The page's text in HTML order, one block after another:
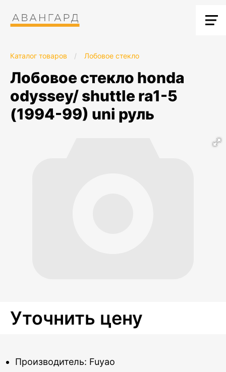
Каталог товаров / Лобовое стекло
лобовое стекло honda
odyssey/ shuttle ra1-5
(1994-99) uni руль
Уточнить цену
Производитель: Fuyao